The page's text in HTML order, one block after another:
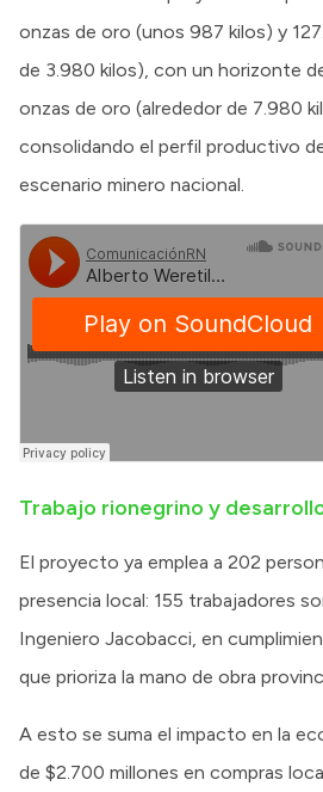
onzas de oro (unos 987 kilos) y
de 3.980 kilos), con un horizonte
onzas de oro (alrededor de 7.980
consolidando el perfil productivo
escenario minero nacional.
Trabajo rionegrino y
El proyecto ya emplea a 202
presencia local: 155 trabajadores
Ingeniero Jacobacci, en
que prioriza la mano de obra
A esto se suma el impacto en la
de $2.700 millones en compras